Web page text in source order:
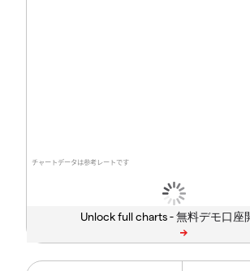
チャートデータは参考レートです
Unlock full charts -